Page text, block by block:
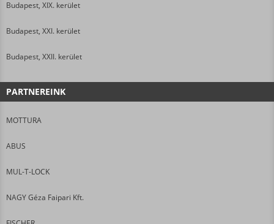
Budapest, XIX. kerület
Budapest, XXI. kerület
Budapest, XXII. kerület
PARTNEREINK
MOTTURA
ABUS
MUL-T-LOCK
NAGY Géza Faipari Kft.